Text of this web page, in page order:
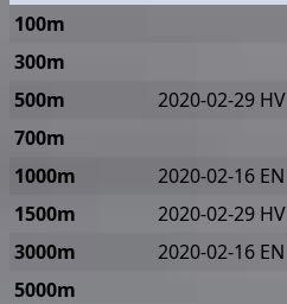
100m
300m
500m
2020-02-29 HV
700m
1000m
2020-02-16 EN
1500m
2020-02-29 HV
3000m
2020-02-16 EN
5000m